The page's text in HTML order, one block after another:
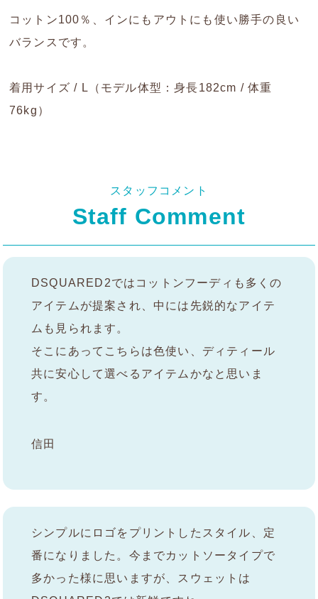
コットン100％、インにもアウトにも使い勝手の良い
バランスです。
着用サイズ / L（モデル体型：身長182cm / 体重
76kg）
スタッフコメント
Staff Comment
DSQUARED2ではコットンフーディも多くの
アイテムが提案され、中には先鋭的なアイテ
ムも見られます。
そこにあってこちらは色使い、ディティール
共に安心して選べるアイテムかなと思いま
す。
信田
シンプルにロゴをプリントしたスタイル、定
番になりました。今までカットソータイプで
多かった様に思いますが、スウェットは